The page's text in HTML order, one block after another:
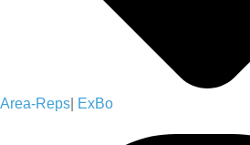
Area-Reps ExBo